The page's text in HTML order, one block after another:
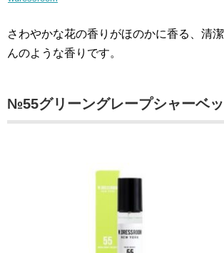
さわやかな花の香りがほのかに香る、清
んのような香りです。
№55グリーングレープシャーベッ